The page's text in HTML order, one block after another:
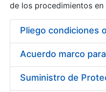
Erakutsi/Ezkutatu
de los procedimientos en